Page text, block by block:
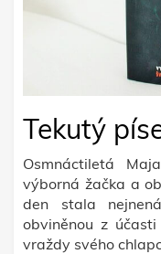
Tekutý
Osmnáctiletá
výborná žačka a
den stala
obviněnou z
vraždy svého